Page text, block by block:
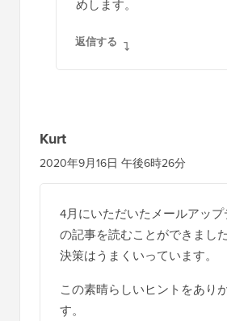
めします。
返信する
Kurt
2020年9月16日 午後6時26分
4月にいただいたメールアップ
の記事を読むことができまし
決策はうまくいっています。
この素晴らしいヒントをあり
す。